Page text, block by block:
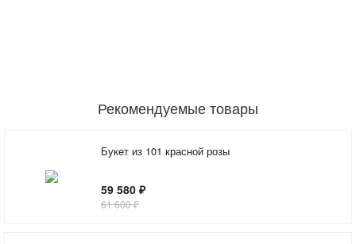
Рекомендуемые товары
Букет из 101 красной розы
59 580 ₽
61 600 ₽